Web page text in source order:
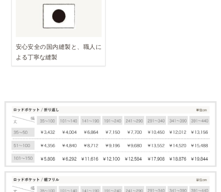
安心安全の国内縫製と、職人に
よる丁寧な縫製